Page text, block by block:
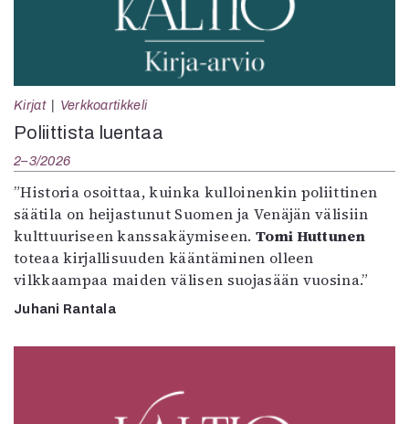
Kirjat Verkkoartikkeli
Poliittista luentaa
2–3/2026
”Historia osoittaa, kuinka kulloinenkin poliittinen
säätila on heijastunut Suomen ja Venäjän välisiin
kulttuuriseen kanssakäymiseen. Tomi Huttunen
toteaa kirjallisuuden kääntäminen olleen
vilkkaampaa maiden välisen suojasään vuosina.”
Juhani Rantala